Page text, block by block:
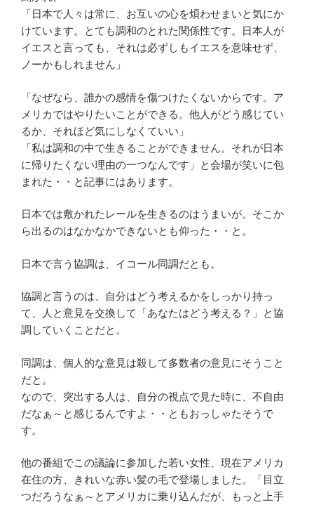
「日本で人々は常に、お互いの心を煩わせまいと気にか
けています。とても調和のとれた関係性です。日本人が
イエスと言っても、それは必ずしもイエスを意味せず、
ノーかもしれません」
「なぜなら、誰かの感情を傷つけたくないからです。ア
メリカではやりたいことができる。他人がどう感じてい
るか、それほど気にしなくていい」
「私は調和の中で生きることができません。それが日本
に帰りたくない理由の一つなんです」と会場が笑いに包
まれた・・と記事にはあります。
日本では敷かれたレールを生きるのはうまいが。そこか
ら出るのはなかなかできないとも仰った・・と。
日本で言う協調は、イコール同調だとも。
協調と言うのは、自分はどう考えるかをしっかり持っ
て、人と意見を交換して「あなたはどう考える？」と協
調していくことだと。
同調は、個人的な意見は殺して多数者の意見にそうこと
だと。
なので、突出する人は、自分の視点で見た時に、不自由
だなぁ～と感じるんですよ・・ともおっしゃたそうで
す。
他の番組でこの議論に参加した若い女性、現在アメリカ
在住の方、きれいな赤い髪の毛で登場しました。「目立
つだろうなぁ～とアメリカに乗り込んだが、もっと上手